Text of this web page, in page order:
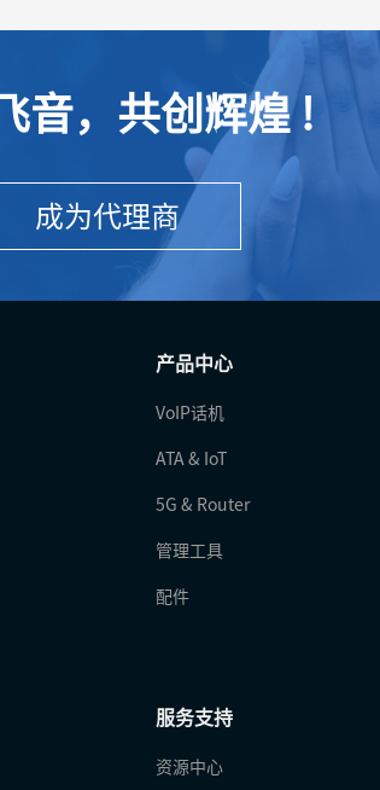
音，共创辉煌 !
成为代理商
产品中心
VoIP话机
ATA & IoT
5G & Router
管理工具
配件
服务支持
资源中心